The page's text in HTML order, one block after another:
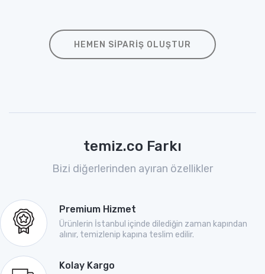
HEMEN SIPARIŞ OLUŞTUR
temiz.co Farkı
Bizi diğerlerinden ayıran özellikler
Premium Hizmet
Ürünlerin İstanbul içinde dilediğin zaman kapından
alınır, temizlenip kapına teslim edilir.
Kolay Kargo